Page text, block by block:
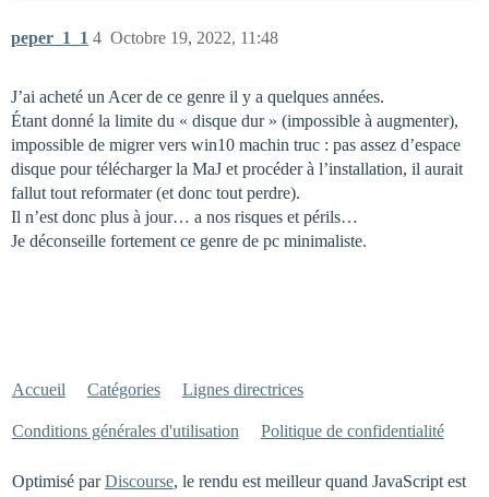
peper_1_1 Octobre 19, 2022, 11:48
4
J’ai acheté un Acer de ce genre il y a quelques années.
Étant donné la limite du « disque dur » (impossible à augmenter),
impossible de migrer vers win10 machin truc : pas assez d’espace
disque pour télécharger la MaJ et procéder à l’installation, il aurait
fallut tout reformater (et donc tout perdre).
Il n’est donc plus à jour… a nos risques et périls…
Je déconseille fortement ce genre de pc minimaliste.
Accueil Catégories Lignes directrices
Conditions générales d'utilisation Politique de confidentialité
Optimisé parDiscourse, le rendu est meilleur quand JavaScript est